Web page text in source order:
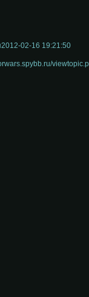
2012-02-16 19:21:50